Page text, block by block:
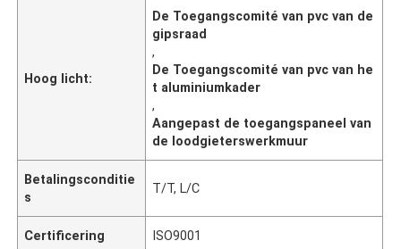
Hoog licht:
De Toegangscomité van pvc van de
gipsraad
,
De Toegangscomité van pvc van he
t aluminiumkader
,
Aangepast de toegangspaneel van
de loodgieterswerkmuur
Betalingsconditie
s
T/T, L/C
Certificering ISO9001